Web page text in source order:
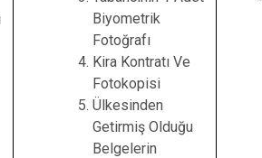
Biyometrik
Fotoğrafı
Kira Kontratı Ve
Fotokopisi
Ülkesinden
Getirmiş Olduğu
Belgelerin